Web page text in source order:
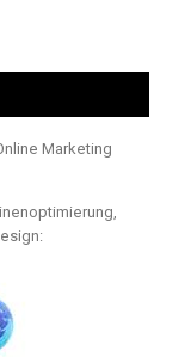
Marketing